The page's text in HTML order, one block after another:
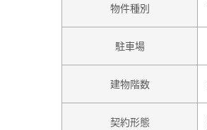
物件種別
駐車場
建物階数
契約形態